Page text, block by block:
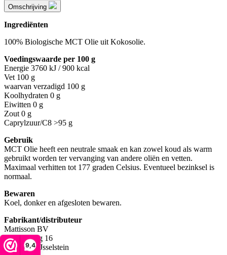
9,4
Omschrijving
Ingrediënten
100% Biologische MCT Olie uit Kokosolie.
Voedingswaarde per 100 g
Energie 3760 kJ / 900 kcal
Vet 100 g
waarvan verzadigd 100 g
Koolhydraten 0 g
Eiwitten 0 g
Zout 0 g
Caprylzuur/C8 >95 g
Gebruik
MCT Olie heeft een neutrale smaak en kan zowel koud als warm
gebruikt worden ter vervanging van andere oliën en vetten.
Maximaal verhitten tot 177 graden Celsius. Eventueel bezinksel is
normaal.
Bewaren
Koel, donker en afgesloten bewaren.
Fabrikant/distributeur
Mattisson BV
Middenweg 16
3401 MB IJsselstein